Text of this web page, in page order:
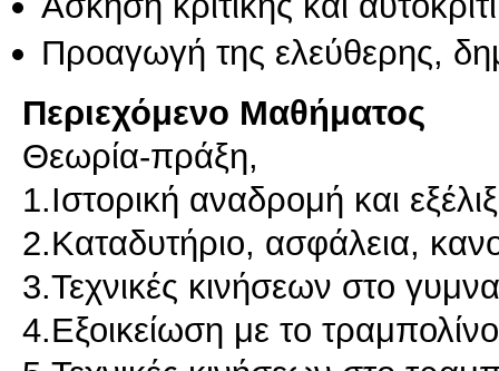
Προαγωγή της ελεύθερης,
Περιεχόμενο Μαθήματος
Θεωρία-πράξη,
1.Ιστορική αναδρομή και
2.Καταδυτήριο, ασφάλεια,
3.Τεχνικές κινήσεων στο
4.Εξοικείωση με το